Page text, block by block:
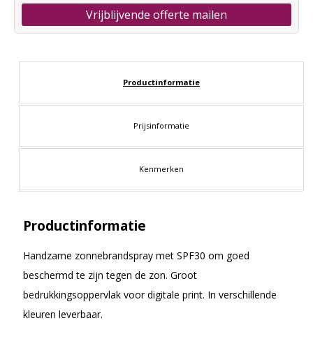
Vrijblijvende offerte mailen
Productinformatie
Prijsinformatie
Kenmerken
Productinformatie
Handzame zonnebrandspray met SPF30 om goed
beschermd te zijn tegen de zon. Groot
bedrukkingsoppervlak voor digitale print. In verschillende
kleuren leverbaar.